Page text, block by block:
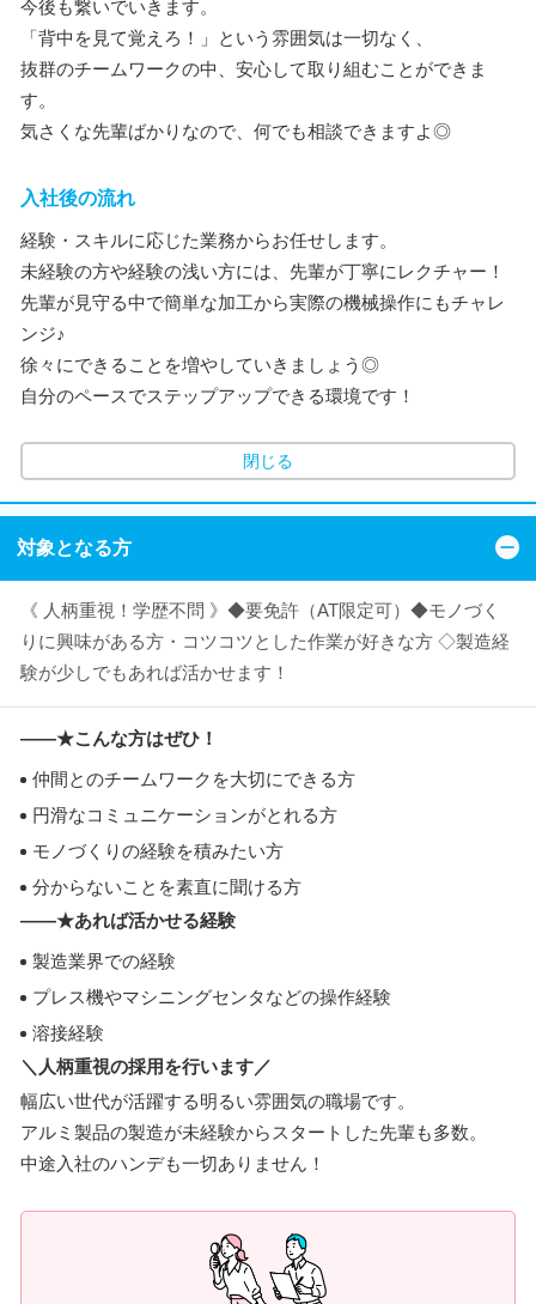
今後も繋いでいきます。
「背中を見て覚えろ！」という雰囲気は一切なく、
抜群のチームワークの中、安心して取り組むことができま
す。
気さくな先輩ばかりなので、何でも相談できますよ◎
入社後の流れ
経験・スキルに応じた業務からお任せします。
未経験の方や経験の浅い方には、先輩が丁寧にレクチャー！
先輩が見守る中で簡単な加工から実際の機械操作にもチャレ
ンジ♪
徐々にできることを増やしていきましょう◎
自分のペースでステップアップできる環境です！
閉じる
対象となる方
《 人柄重視！学歴不問 》◆要免許（AT限定可）◆モノづく
りに興味がある方・コツコツとした作業が好きな方 ◇製造経
験が少しでもあれば活かせます！
――★こんな方はぜひ！
仲間とのチームワークを大切にできる方
円滑なコミュニケーションがとれる方
モノづくりの経験を積みたい方
分からないことを素直に聞ける方
――★あれば活かせる経験
製造業界での経験
プレス機やマシニングセンタなどの操作経験
溶接経験
＼人柄重視の採用を行います／
幅広い世代が活躍する明るい雰囲気の職場です。
アルミ製品の製造が未経験からスタートした先輩も多数。
中途入社のハンデも一切ありません！